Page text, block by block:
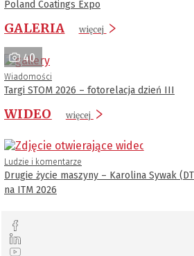
Poland Coatings Expo
GALERIA więcej
40
Wiadomości
Targi STOM 2026 – fotorelacja dzień III
WIDEO więcej
Ludzie i komentarze
Drugie życie maszyny – Karolina Sywak
na ITM 2026